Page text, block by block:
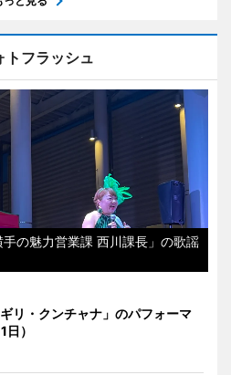
トフラッシュ
の魅力営業課 西川課長」の歌謡
リ・クンチャナ」のパフォーマ
）